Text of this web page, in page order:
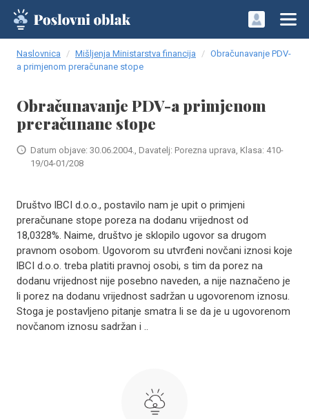
Naslovnica Mišljenja Ministarstva financija
Obračunavanje PDV-
a primjenom preračunane stope
Obračunavanje PDV-a primjenom
preračunane stope
Datum objave: 30.06.2004., Davatelj: Porezna uprava, Klasa: 410-
19/04-01/208
Društvo lBCI d.o.o., postavilo nam je upit o primjeni
preračunane stope poreza na dodanu vrijednost od
18,0328%. Naime, društvo je sklopilo ugovor sa drugom
pravnom osobom. Ugovorom su utvrđeni novčani iznosi koje
lBCI d.o.o. treba platiti pravnoj osobi, s tim da porez na
dodanu vrijednost nije posebno naveden, a nije naznačeno je
li porez na dodanu vrijednost sadržan u ugovorenom iznosu.
Stoga je postavljeno pitanje smatra li se da je u ugovorenom
novčanom iznosu sadržan i ..